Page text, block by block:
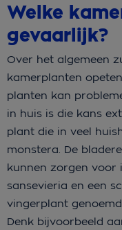
Welke
gevaarlijk?
Over het algemeen
kamerplanten
planten kan
in huis is die kans
plant die in veel
monstera. De
kunnen zorgen voor
sansevieria en een
vingerplant
Denk bijvoorbeeld